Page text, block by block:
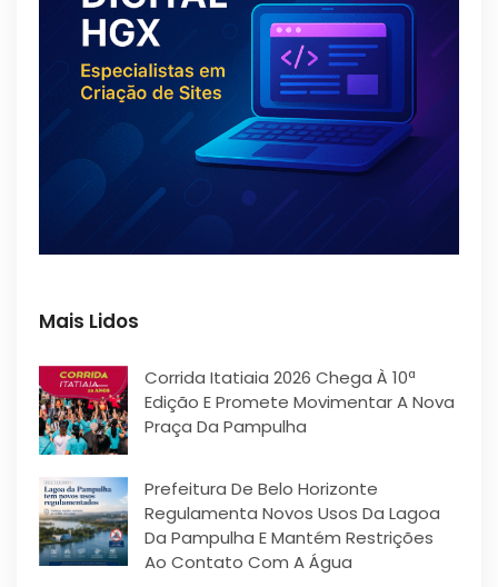
Mais Lidos
Corrida Itatiaia 2026 Chega À 10ª
Edição E Promete Movimentar A Nova
Praça Da Pampulha
Prefeitura De Belo Horizonte
Regulamenta Novos Usos Da Lagoa
Da Pampulha E Mantém Restrições
Ao Contato Com A Água